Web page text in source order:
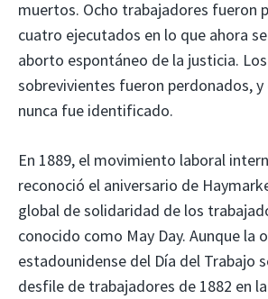
muertos. Ocho trabajadores fueron
cuatro ejecutados en lo que ahora
aborto espontáneo de la justicia.
sobrevivientes fueron perdonados,
nunca fue identificado.
En 1889, el movimiento laboral
reconoció el aniversario de
global de solidaridad de los
conocido como May Day. Aunque la
estadounidense del Día del Trabajo
desfile de trabajadores de 1882 en